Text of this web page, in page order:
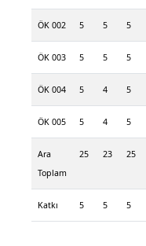
ÖK 002 5 5 5
ÖK 003 5 5 5
ÖK 004 5 4 5
ÖK 005 5 4 5
Ara
Toplam
25 23 25
Katkı 5 5 5